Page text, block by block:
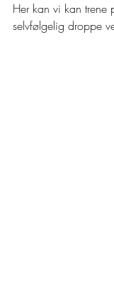
Her kan vi kan trene
selvfølgelig droppe